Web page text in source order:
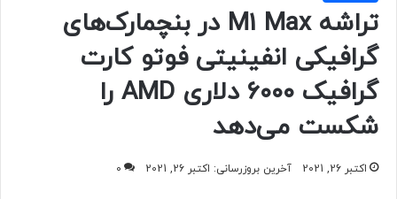
تراشه M1 Max در بنچمارک‌های
گرافیکی انفینیتی فوتو کارت
گرافیک ۶۰۰۰ دلاری AMD را
شکست می‌دهد
اکتبر 26, 2021 آخرین بروزرسانی: اکتبر 26, 2021 0